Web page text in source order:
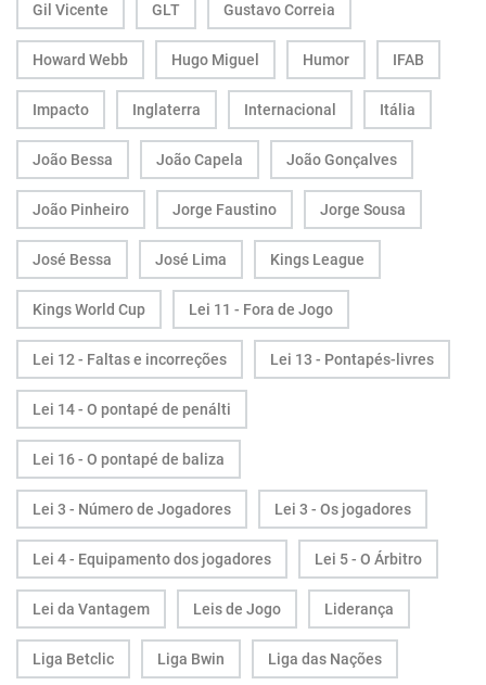
Gil Vicente GLT Gustavo Correia
Howard Webb Hugo Miguel Humor IFAB
Impacto Inglaterra Internacional Itália
João Bessa João Capela João Gonçalves
João Pinheiro Jorge Faustino Jorge Sousa
José Bessa José Lima Kings League
Kings World Cup Lei 11 - Fora de Jogo
Lei 12 - Faltas e incorreções Lei 13 - Pontapés-livres
Lei 14 - O pontapé de penálti
Lei 16 - O pontapé de baliza
Lei 3 - Número de Jogadores Lei 3 - Os jogadores
Lei 4 - Equipamento dos jogadores Lei 5 - O Árbitro
Lei da Vantagem Leis de Jogo Liderança
Liga Betclic Liga Bwin Liga das Nações